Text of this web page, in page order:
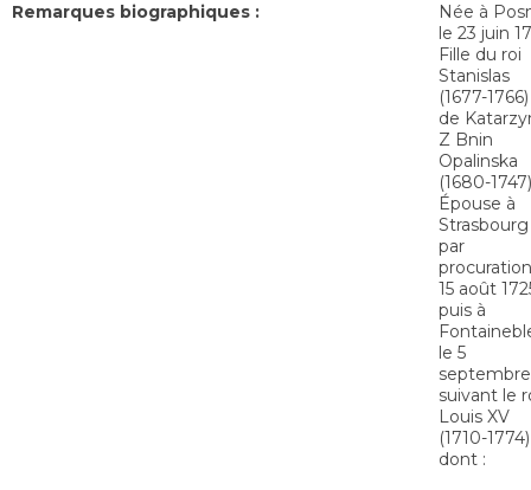
Remarques biographiques :
Née à
le 23 juin
Fille du roi
Stanislas
(1677-
de
Z Bnin
Opalinska
(1680-
Épouse à
Strasbourg
par
15 août
puis à
le 5
septembre
suivant le
Louis XV
(1710-
dont :